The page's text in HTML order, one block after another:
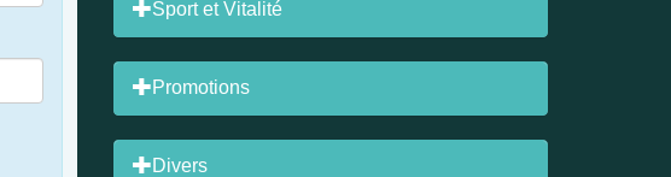
Sport et Vitalité
Promotions
Divers